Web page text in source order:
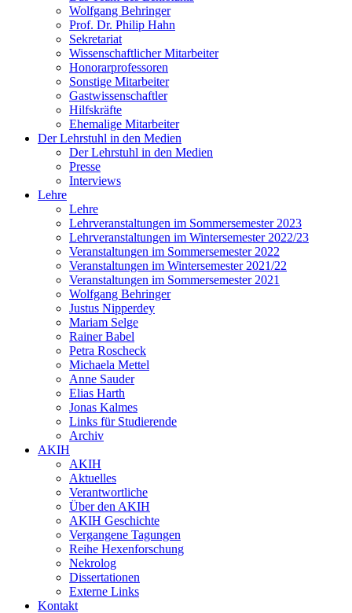
Wolfgang Behringer
Prof. Dr. Philip Hahn
Sekretariat
Wissenschaftlicher Mitarbeiter
Honorarprofessoren
Sonstige Mitarbeiter
Gastwissenschaftler
Hilfskräfte
Ehemalige Mitarbeiter
Der Lehrstuhl in den Medien
Der Lehrstuhl in den Medien
Presse
Interviews
Lehre
Lehre
Lehrveranstaltungen im Sommersemester 2023
Lehrveranstaltungen im Wintersemester 2022/23
Veranstaltungen im Sommersemester 2022
Veranstaltungen im Wintersemester 2021/22
Veranstaltungen im Sommersemester 2021
Wolfgang Behringer
Justus Nipperdey
Mariam Selge
Rainer Babel
Petra Roscheck
Michaela Mettel
Anne Sauder
Elias Harth
Jonas Kalmes
Links für Studierende
Archiv
AKIH
AKIH
Aktuelles
Verantwortliche
Über den AKIH
AKIH Geschichte
Vergangene Tagungen
Reihe Hexenforschung
Nekrolog
Dissertationen
Externe Links
Kontakt